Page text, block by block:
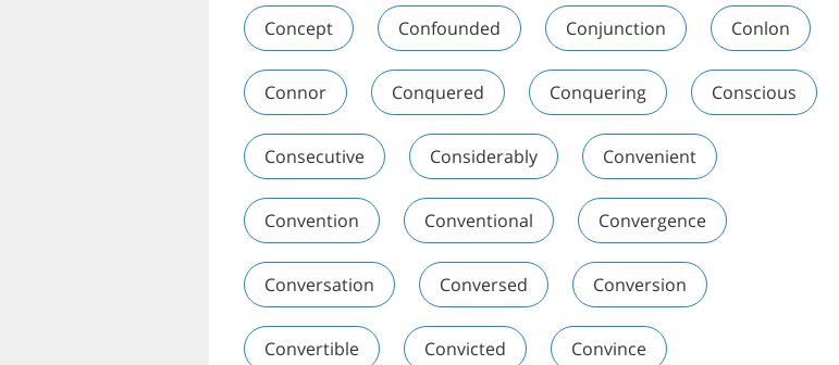
Concept Confounded Conjunction Conlon
Connor Conquered Conquering Conscious
Consecutive Considerably Convenient
Convention Conventional Convergence
Conversation Conversed Conversion
Convertible Convicted Convince